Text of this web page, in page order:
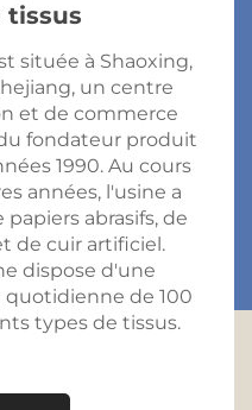
tissus
située à Shaoxing,
un centre
et de commerce
fondateur produit
1990. Au cours
années, l'usine a
abrasifs, de
de cuir artificiel.
dispose d'une
de 100
types de tissus.